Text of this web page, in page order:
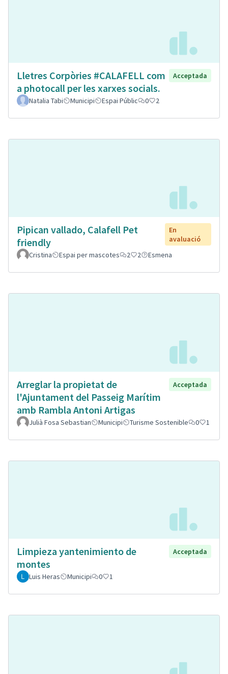
Lletres Corpòries #CALAFELL com
a photocall per les xarxes socials.
Acceptada
Natalia Tabi Municipi Espai Públic 0 2
Pipican vallado, Calafell Pet
friendly
En
avaluació
Cristina
Espai per mascotes 2 2 Esmena
Arreglar la propietat de
l'Ajuntament del Passeig Marítim
amb Rambla Antoni Artigas
Acceptada
Julià Fosa Sebastian Municipi Turisme Sostenible 0 1
Limpieza yantenimiento de
montes
Acceptada
Luis Heras Municipi 0 1